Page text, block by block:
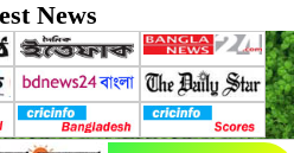
News